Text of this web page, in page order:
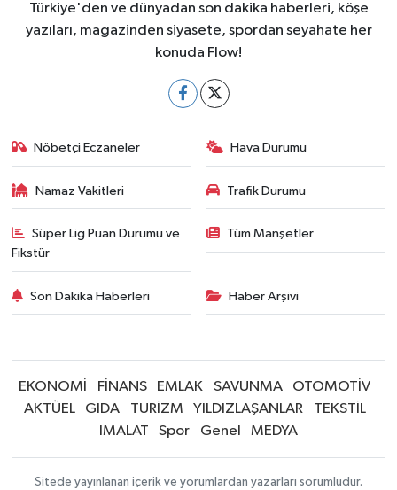
Türkiye'den ve dünyadan son dakika haberleri, köşe
yazıları, magazinden siyasete, spordan seyahate her
konuda Flow!
Nöbetçi Eczaneler Hava Durumu
Namaz Vakitleri Trafik Durumu
Süper Lig Puan Durumu ve
Fikstür
Tüm Manşetler
Son Dakika Haberleri Haber Arşivi
EKONOMİ FİNANS EMLAK SAVUNMA
OTOMOTİV
AKTÜEL
GIDA TURİZM YILDIZLAŞANLAR
TEKSTİL
IMALAT
Spor Genel MEDYA
Sitede yayınlanan içerik ve yorumlardan yazarları sorumludur.